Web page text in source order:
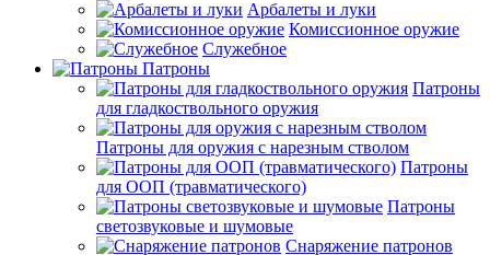
Арбалеты и луки
Комиссионное оружие
Служебное
Патроны
Патроны
для гладкоствольного оружия
Патроны для оружия с нарезным стволом
Патроны
для ООП (травматического)
Патроны
светозвуковые и шумовые
Снаряжение патронов